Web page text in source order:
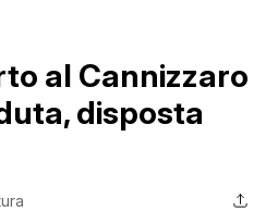
al Cannizzaro
disposta